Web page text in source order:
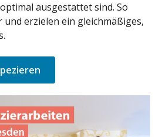
ausgestattet sind. So
und erzielen ein gleichmäßiges,